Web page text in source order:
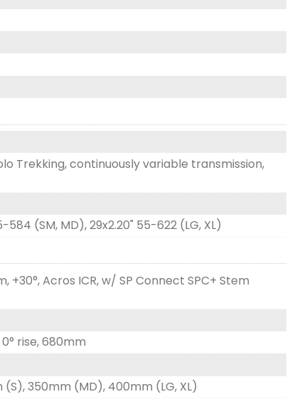
Trekking, continuously variable transmission,
(SM, MD), 29x2.20" 55-622 (LG, XL)
Acros ICR, w/ SP Connect SPC+ Stem
rise, 680mm
350mm (MD), 400mm (LG, XL)